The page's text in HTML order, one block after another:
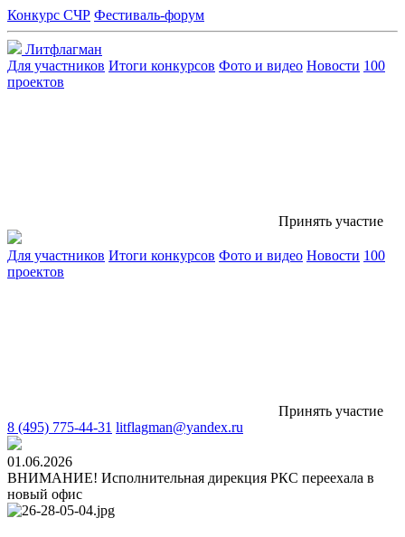
Конкурс СЧР Фестиваль-форум
Литфлагман
Для участников Итоги конкурсов Фото и видео Новости 100
проектов
Принять участие
Для участников Итоги конкурсов Фото и видео Новости 100
проектов
Принять участие
8 (495) 775-44-31 litflagman@yandex.ru
01.06.2026
ВНИМАНИЕ! Исполнительная дирекция РКС переехала в
новый офис